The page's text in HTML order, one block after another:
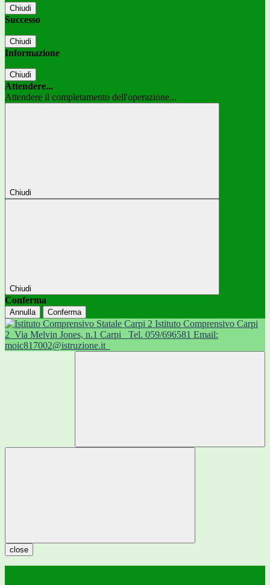
Chiudi
Successo
Chiudi
Informazione
Chiudi
Attendere...
Attendere il completamento dell'operazione...
Chiudi
Chiudi
Conferma
Annulla Conferma
Istituto Comprensivo Carpi
2 Via Melvin Jones, n.1 Carpi
Tel. 059/696581 Email:
moic817002@istruzione.it
close